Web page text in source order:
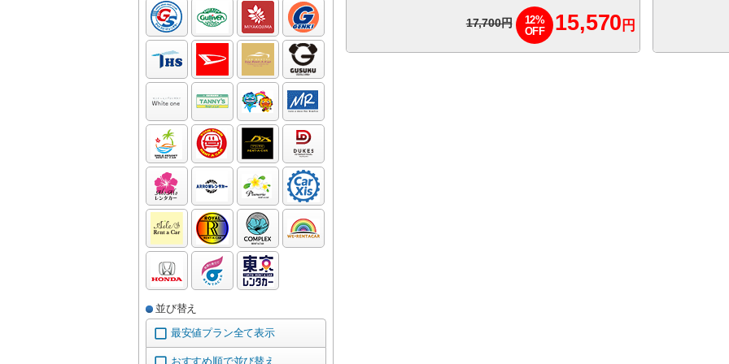
並び替え
最安値プラン全て表示
おすすめ順で並び替え
12%
OFF
15,570 円
17,700円